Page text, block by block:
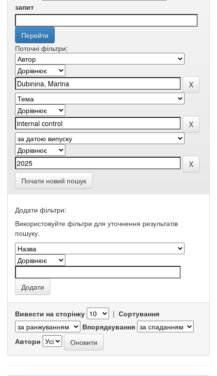
запит
Поточні фільтри:
Почати новий пошук
Додати фільтри:
Використовуйте фільтри для уточнення результатів
пошуку.
Вивести на сторінку | Сортування
Впорядкування
Автори